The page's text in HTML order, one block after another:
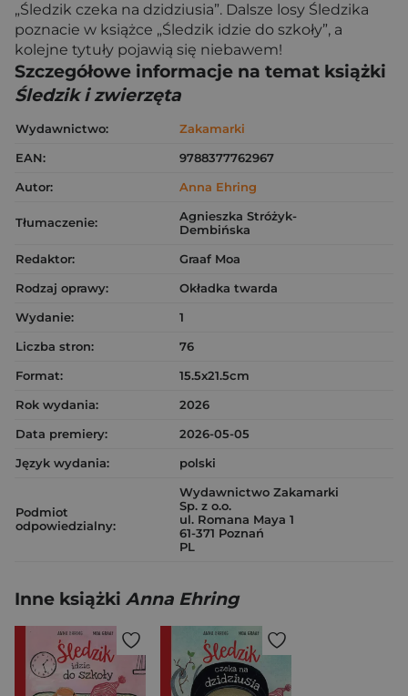
„Śledzik czeka na dzidziusia”. Dalsze losy Śledzika
poznacie w książce „Śledzik idzie do szkoły”, a
kolejne tytuły pojawią się niebawem!
Szczegółowe informacje na temat książki
Śledzik i zwierzęta
Wydawnictwo:
Zakamarki
EAN:
9788377762967
Autor:
Anna Ehring
Tłumaczenie:
Agnieszka Stróżyk-
Dembińska
Redaktor:
Graaf Moa
Rodzaj oprawy:
Okładka twarda
Wydanie:
1
Liczba stron:
76
Format:
15.5x21.5cm
Rok wydania:
2026
Data premiery:
2026-05-05
Język wydania:
polski
Podmiot
odpowiedzialny:
Wydawnictwo Zakamarki
Sp. z o.o.
ul. Romana Maya 1
61-371 Poznań
PL
Inne książki Anna Ehring